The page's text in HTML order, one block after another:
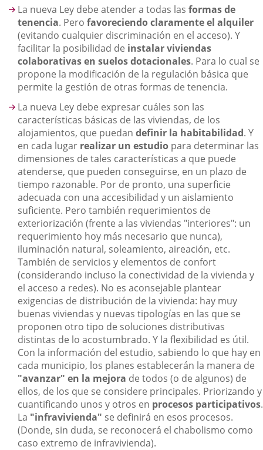
La nueva Ley debe atender a todas las formas de
tenencia. Pero favoreciendo claramente el alquiler
(evitando cualquier discriminación en el acceso). Y
facilitar la posibilidad de instalar viviendas
colaborativas en suelos dotacionales. Para lo cual se
propone la modificación de la regulación básica que
permite la gestión de otras formas de tenencia.
La nueva Ley debe expresar cuáles son las
características básicas de las viviendas, de los
alojamientos, que puedan definir la habitabilidad. Y
en cada lugar realizar un estudio para determinar las
dimensiones de tales características a que puede
atenderse, que pueden conseguirse, en un plazo de
tiempo razonable. Por de pronto, una superficie
adecuada con una accesibilidad y un aislamiento
suficiente. Pero también requerimientos de
exteriorización (frente a las viviendas "interiores": un
requerimiento hoy más necesario que nunca),
iluminación natural, soleamiento, aireación, etc.
También de servicios y elementos de confort
(considerando incluso la conectividad de la vivienda y
el acceso a redes). No es aconsejable plantear
exigencias de distribución de la vivienda: hay muy
buenas viviendas y nuevas tipologías en las que se
proponen otro tipo de soluciones distributivas
distintas de lo acostumbrado. Y la flexibilidad es útil.
Con la información del estudio, sabiendo lo que hay en
cada municipio, los planes establecerán la manera de
"avanzar" en la mejora de todos (o de algunos) de
ellos, de los que se considere principales. Priorizando y
cuantificando unos y otros en procesos participativos.
La "infravivienda" se definirá en esos procesos.
(Donde, sin duda, se reconocerá el chabolismo como
caso extremo de infravivienda).